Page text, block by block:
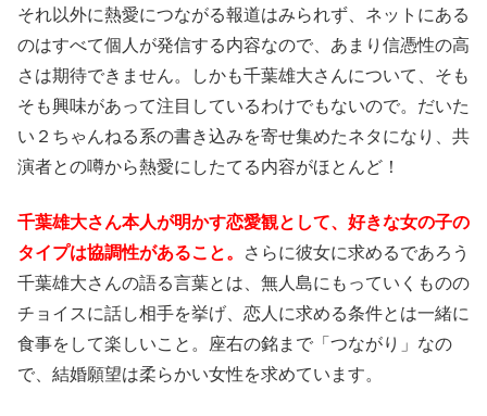
それ以外に熱愛につながる報道はみられず、ネットにある
のはすべて個人が発信する内容なので、あまり信憑性の高
さは期待できません。しかも千葉雄大さんについて、そも
そも興味があって注目しているわけでもないので。だいた
い２ちゃんねる系の書き込みを寄せ集めたネタになり、共
演者との噂から熱愛にしたてる内容がほとんど！
千葉雄大さん本人が明かす恋愛観として、好きな女の子の
タイプは協調性があること。
さらに彼女に求めるであろう
千葉雄大さんの語る言葉とは、無人島にもっていくものの
チョイスに話し相手を挙げ、恋人に求める条件とは一緒に
食事をして楽しいこと。座右の銘まで「つながり」なの
で、結婚願望は柔らかい女性を求めています。